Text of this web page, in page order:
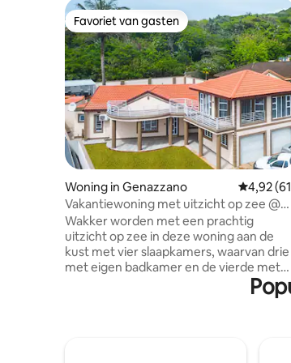
Favoriet van gasten
Favoriet van gasten
Woning in Genazzano
4,92
Vakantiewoning met uitzicht op zee @
Seatides
Wakker worden met een prachtig
uitzicht op zee in deze woning aan de
kust met vier slaapkamers, waarvan drie
met eigen badkamer en de vierde met
een stijlvolle gastenbadkamer. De
entertainmentlounge boven heeft een